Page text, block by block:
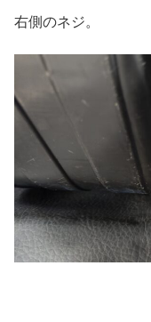
右側のネジ。